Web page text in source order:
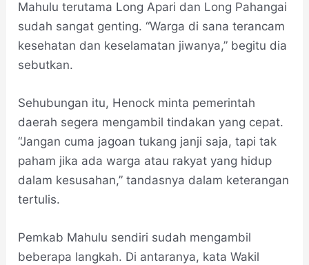
Mahulu terutama Long Apari dan Long Pahangai
sudah sangat genting. “Warga di sana terancam
kesehatan dan keselamatan jiwanya,” begitu dia
sebutkan.
Sehubungan itu, Henock minta pemerintah
daerah segera mengambil tindakan yang cepat.
“Jangan cuma jagoan tukang janji saja, tapi tak
paham jika ada warga atau rakyat yang hidup
dalam kesusahan,” tandasnya dalam keterangan
tertulis.
Pemkab Mahulu sendiri sudah mengambil
beberapa langkah. Di antaranya, kata Wakil